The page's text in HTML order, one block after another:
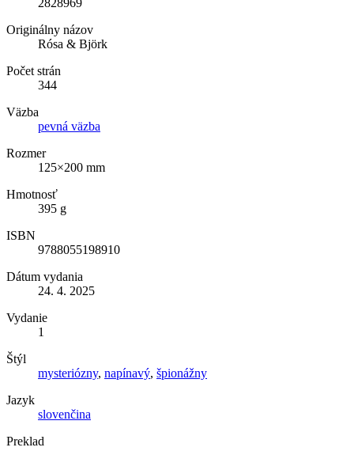
2828969
Originálny názov
Rósa & Björk
Počet strán
344
Väzba
pevná väzba
Rozmer
125×200 mm
Hmotnosť
395 g
ISBN
9788055198910
Dátum vydania
24. 4. 2025
Vydanie
1
Štýl
mysteriózny, napínavý, špionážny
Jazyk
slovenčina
Preklad